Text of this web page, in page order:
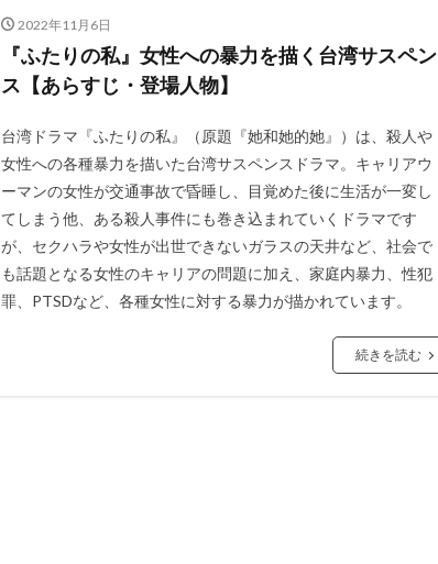
2022年11月6日
『ふたりの私』女性への暴力を描く台湾サスペン
ス【あらすじ・登場人物】
台湾ドラマ『ふたりの私』（原題『她和她的她』）は、殺人や
女性への各種暴力を描いた台湾サスペンスドラマ。キャリアウ
ーマンの女性が交通事故で昏睡し、目覚めた後に生活が一変し
てしまう他、ある殺人事件にも巻き込まれていくドラマです
が、セクハラや女性が出世できないガラスの天井など、社会で
も話題となる女性のキャリアの問題に加え、家庭内暴力、性犯
罪、PTSDなど、各種女性に対する暴力が描かれています。
続きを読む